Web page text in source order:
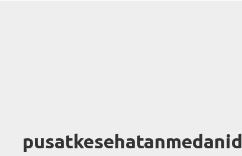
pusatkesehatanmedanid